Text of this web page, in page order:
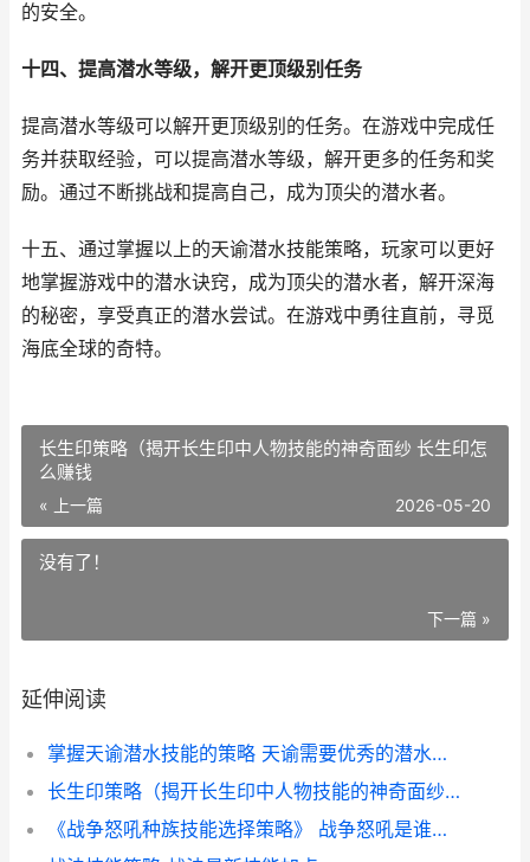
的安全。
十四、提高潜水等级，解开更顶级别任务
提高潜水等级可以解开更顶级别的任务。在游戏中完成任
务并获取经验，可以提高潜水等级，解开更多的任务和奖
励。通过不断挑战和提高自己，成为顶尖的潜水者。
十五、通过掌握以上的天谕潜水技能策略，玩家可以更好
地掌握游戏中的潜水诀窍，成为顶尖的潜水者，解开深海
的秘密，享受真正的潜水尝试。在游戏中勇往直前，寻觅
海底全球的奇特。
长生印策略（揭开长生印中人物技能的神奇面纱 长生印怎
么赚钱
« 上一篇 2026-05-20
没有了！
下一篇 »
延伸阅读
掌握天谕潜水技能的策略 天谕需要优秀的潜水能力
长生印策略（揭开长生印中人物技能的神奇面纱 长生印怎么赚钱
《战争怒吼种族技能选择策略》 战争怒吼是谁的技能